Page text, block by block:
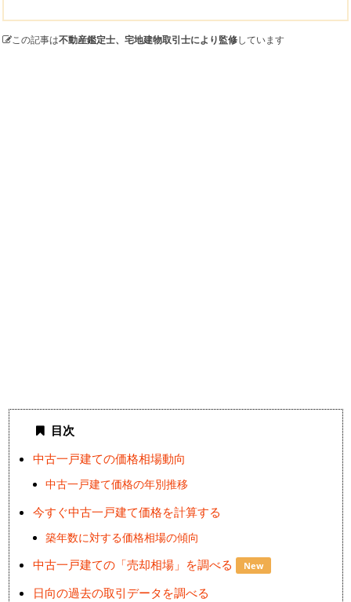
この記事は不動産鑑定士、宅地建物取引士により監修しています
目次
中古一戸建ての価格相場動向
中古一戸建て価格の年別推移
今すぐ中古一戸建て価格を計算する
築年数に対する価格相場の傾向
中古一戸建ての「売却相場」を調べる New
日向の過去の取引データを調べる